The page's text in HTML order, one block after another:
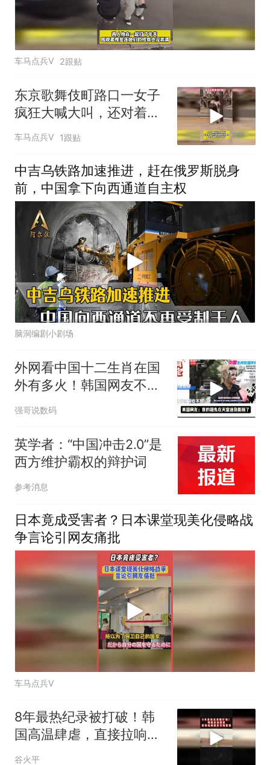
车马点兵V 2跟贴
东京歌舞伎町路口一女子
疯狂大喊大叫，还对着电
线杆张牙舞爪
车马点兵V 1跟贴
中吉乌铁路加速推进，赶在俄罗斯脱身
前，中国拿下向西通道自主权
脑洞编剧小剧场
外网看中国十二生肖在国
外有多火！韩国网友不会
强哥说数码
英学者：“中国冲击2.0”是
西方维护霸权的辩护词
参考消息
日本竟成受害者？日本课堂现美化侵略战
争言论引网友痛批
车马点兵V
8年最热纪录被打破！韩
国高温肆虐，直接拉响国
家灾难警报03
谷火平